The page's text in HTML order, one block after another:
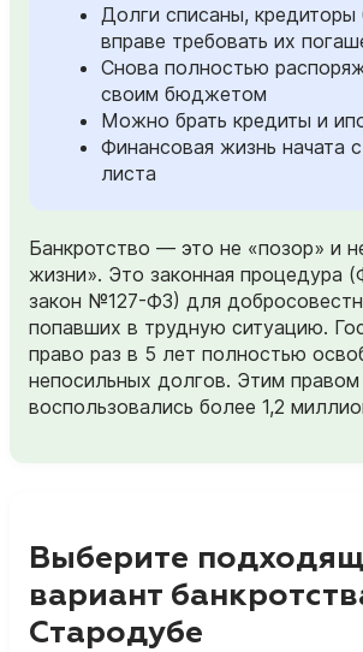
Долги списаны,
вправе требовать их
Снова полностью
своим бюджетом
Можно брать кредиты и
Финансовая жизнь начата
листа
Банкротство — это не «позор» и
жизни». Это законная процедура
закон №127-ФЗ) для
попавших в трудную ситуацию.
право раз в 5 лет полностью
непосильных долгов. Этим
воспользовались более 1,2
Выберите
вариант
Стародубе